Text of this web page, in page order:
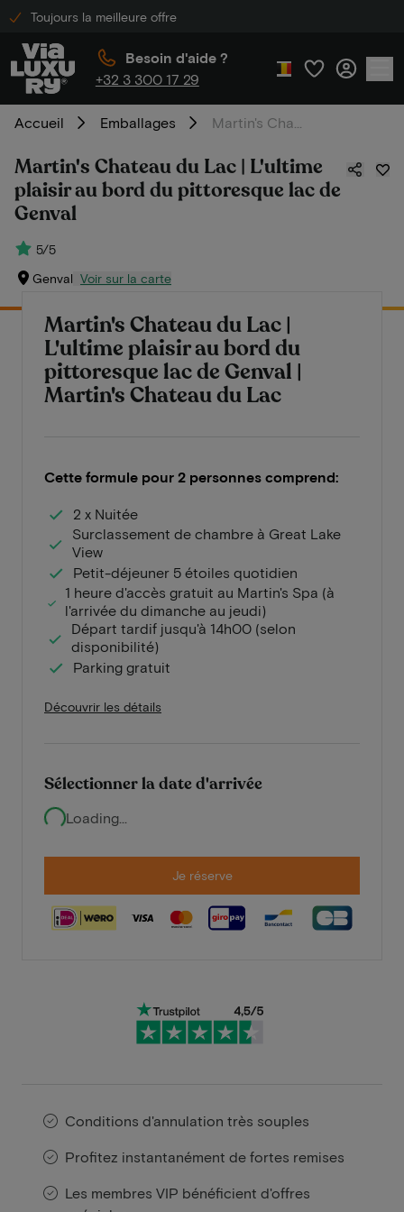
Toujours la meilleure offre
Besoin d'aide ?
+32 3 300 17 29
Accueil Emballages
Martin's Chateau du Lac | L'ultime
plaisir au bord du pittoresque lac de
Genval
5/5
Genval Voir sur la carte
Martin's Chateau du Lac |
L'ultime plaisir au bord du
pittoresque lac de Genval |
Martin's Chateau du Lac
Cette formule pour 2 personnes comprend:
2 x Nuitée
Surclassement de chambre à Great Lake
View
Petit-déjeuner 5 étoiles quotidien
1 heure d'accès gratuit au Martin's Spa (à
l'arrivée du dimanche au jeudi)
Départ tardif jusqu'à 14h00 (selon
disponibilité)
Parking gratuit
Découvrir les détails
Sélectionner la date d'arrivée
Loading...
Je réserve
Conditions d'annulation très souples
Profitez instantanément de fortes remises
Les membres VIP bénéficient d'offres